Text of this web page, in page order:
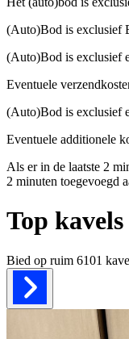
(Auto)Bod is exclusief
(Auto)Bod is exclusief
Eventuele
(Auto)Bod is exclusief
Eventuele additionele
Als er in de laatste 2
2 minuten toegevoegd
Top kavels
Bied op ruim 6101